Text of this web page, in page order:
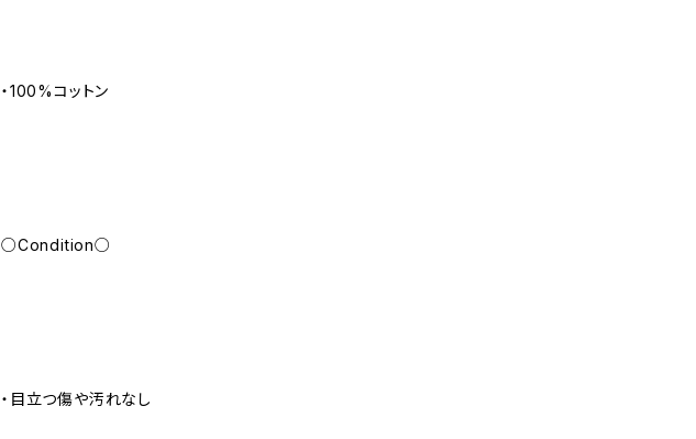
・100%コットン
○Condition○
・目立つ傷や汚れなし